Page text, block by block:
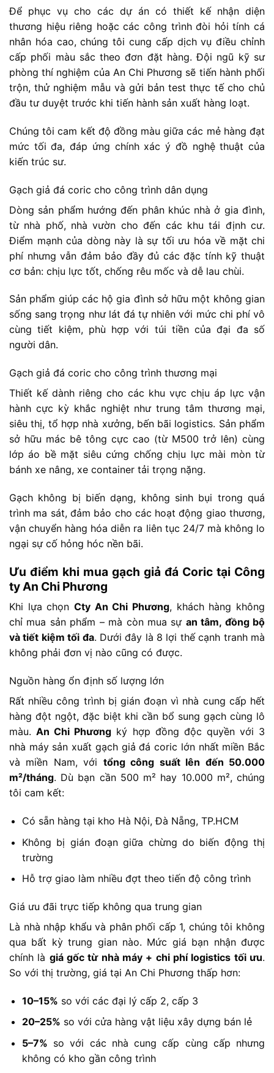
Để phục vụ cho các dự án có thiết kế nhận diện
thương hiệu riêng hoặc các công trình đòi hỏi tính cá
nhân hóa cao, chúng tôi cung cấp dịch vụ điều chỉnh
cấp phối màu sắc theo đơn đặt hàng. Đội ngũ kỹ sư
phòng thí nghiệm của An Chi Phương sẽ tiến hành phối
trộn, thử nghiệm mẫu và gửi bản test thực tế cho chủ
đầu tư duyệt trước khi tiến hành sản xuất hàng loạt.
Chúng tôi cam kết độ đồng màu giữa các mẻ hàng đạt
mức tối đa, đáp ứng chính xác ý đồ nghệ thuật của
kiến trúc sư.
Gạch giả đá coric cho công trình dân dụng
Dòng sản phẩm hướng đến phân khúc nhà ở gia đình,
từ nhà phố, nhà vườn cho đến các khu tái định cư.
Điểm mạnh của dòng này là sự tối ưu hóa về mặt chi
phí nhưng vẫn đảm bảo đầy đủ các đặc tính kỹ thuật
cơ bản: chịu lực tốt, chống rêu mốc và dễ lau chùi.
Sản phẩm giúp các hộ gia đình sở hữu một không gian
sống sang trọng như lát đá tự nhiên với mức chi phí vô
cùng tiết kiệm, phù hợp với túi tiền của đại đa số
người dân.
Gạch giả đá coric cho công trình thương mại
Thiết kế dành riêng cho các khu vực chịu áp lực vận
hành cực kỳ khắc nghiệt như trung tâm thương mại,
siêu thị, tổ hợp nhà xưởng, bến bãi logistics. Sản phẩm
sở hữu mác bê tông cực cao (từ M500 trở lên) cùng
lớp áo bề mặt siêu cứng chống chịu lực mài mòn từ
bánh xe nâng, xe container tải trọng nặng.
Gạch không bị biến dạng, không sinh bụi trong quá
trình ma sát, đảm bảo cho các hoạt động giao thương,
vận chuyển hàng hóa diễn ra liên tục 24/7 mà không lo
ngại sự cố hỏng hóc nền bãi.
Ưu điểm khi mua gạch giả đá Coric tại Công
ty An Chi Phương
Khi lựa chọn Cty An Chi Phương, khách hàng không
chỉ mua sản phẩm – mà còn mua sự an tâm, đồng bộ
và tiết kiệm tối đa. Dưới đây là 8 lợi thế cạnh tranh mà
không phải đơn vị nào cũng có được.
Nguồn hàng ổn định số lượng lớn
Rất nhiều công trình bị gián đoạn vì nhà cung cấp hết
hàng đột ngột, đặc biệt khi cần bổ sung gạch cùng lô
màu.An Chi Phương ký hợp đồng độc quyền với 3
nhà máy sản xuất gạch giả đá coric lớn nhất miền Bắc
và miền Nam, với tổng công suất lên đến 50.000
m²/tháng. Dù bạn cần 500 m² hay 10.000 m², chúng
tôi cam kết:
Có sẵn hàng tại kho Hà Nội, Đà Nẵng, TP.HCM
Không bị gián đoạn giữa chừng do biến động thị
trường
Hỗ trợ giao làm nhiều đợt theo tiến độ công trình
Giá ưu đãi trực tiếp không qua trung gian
Là nhà nhập khẩu và phân phối cấp 1, chúng tôi không
qua bất kỳ trung gian nào. Mức giá bạn nhận được
chính là giá gốc từ nhà máy + chi phí logistics tối ưu.
So với thị trường, giá tại An Chi Phương thấp hơn:
10–15% so với các đại lý cấp 2, cấp 3
20–25% so với cửa hàng vật liệu xây dựng bán lẻ
5–7% so với các nhà cung cấp cùng cấp nhưng
không có kho gần công trình